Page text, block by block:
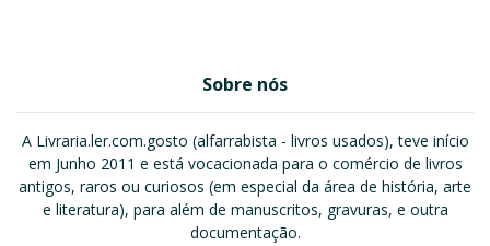
Sobre nós
A Livraria.ler.com.gosto (alfarrabista - livros usados), teve início
em Junho 2011 e está vocacionada para o comércio de livros
antigos, raros ou curiosos (em especial da área de história, arte
e literatura), para além de manuscritos, gravuras, e outra
documentação.